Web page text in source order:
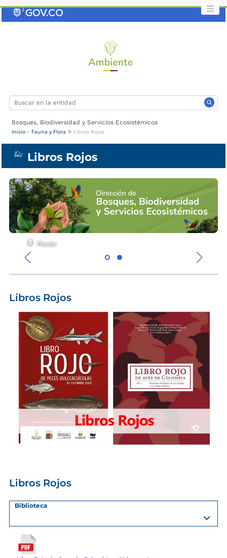
Bosques, Biodiversidad y Servicios Ecosistémicos
Inicio > Fauna y Flora > Libros Rojos
Libros Rojos
‹
›
Pausar
Libros Rojos
Libros Rojos
Biblioteca